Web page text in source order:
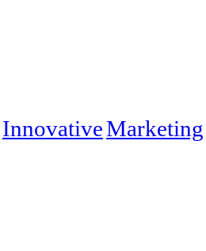
InnovativeMarketing